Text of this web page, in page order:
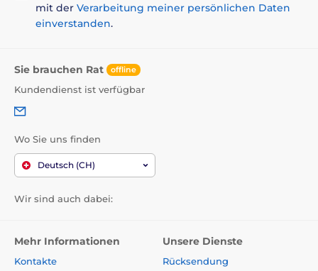
mit der Verarbeitung meiner persönlichen Daten
einverstanden.
Sie brauchen Rat offline
Kundendienst ist verfügbar
Wo Sie uns finden
Deutsch (CH)
Wir sind auch dabei:
Mehr Informationen
Kontakte
Unsere Dienste
Rücksendung